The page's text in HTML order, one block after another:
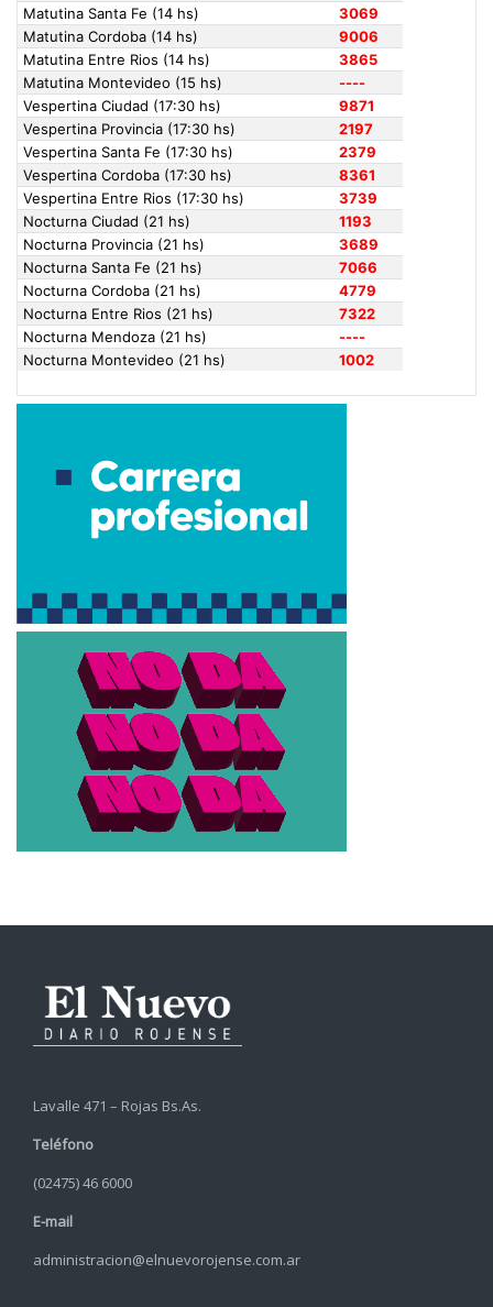
Lavalle 471 – Rojas Bs.As.
Teléfono
(02475) 46 6000
E-mail
administracion@elnuevorojense.com.ar